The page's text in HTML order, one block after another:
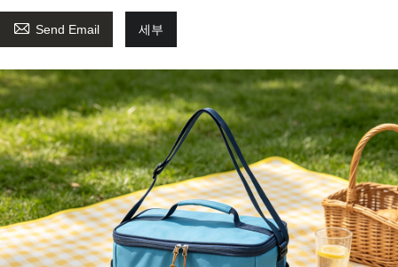
 Send Email 세부